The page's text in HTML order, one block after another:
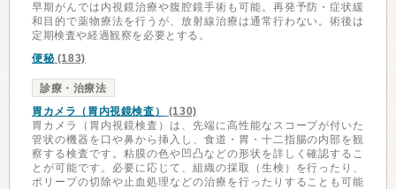
早期がんでは内視鏡治療や腹腔鏡手術も可能。再発予防・症状緩
和目的で薬物療法を行うが、放射線治療は通常行わない。術後は
定期検査や経過観察を必要とする。
便秘(183)
診療・治療法
胃カメラ（胃内視鏡検査）
(130)
胃カメラ（胃内視鏡検査）は、先端に高性能なスコープが付いた
管状の機器を口や鼻から挿入し、食道・胃・十二指腸の内部を観
察する検査です。粘膜の色や凹凸などの形状を詳しく確認するこ
とが可能です。必要に応じて、組織の採取（生検）を行ったり、
ポリープの切除や止血処理などの治療を行ったりすることも可能